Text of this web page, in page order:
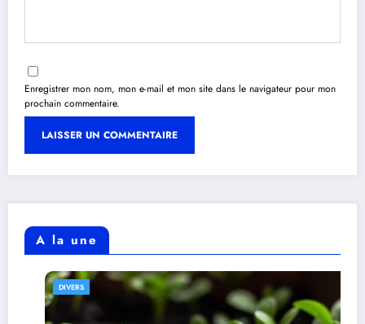
Enregistrer mon nom, mon e-mail et mon site dans le navigateur pour mon
prochain commentaire.
A la une
DIVERS